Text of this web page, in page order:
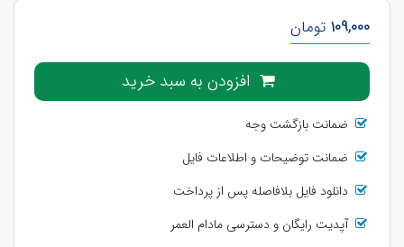
109,000 تومان
افزودن به سبد خرید
ضمانت بازگشت وجه
ضمانت توضیحات و اطلاعات فایل
دانلود فایل بلافاصله پس از پرداخت
آپدیت رایگان و دسترسی مادام العمر